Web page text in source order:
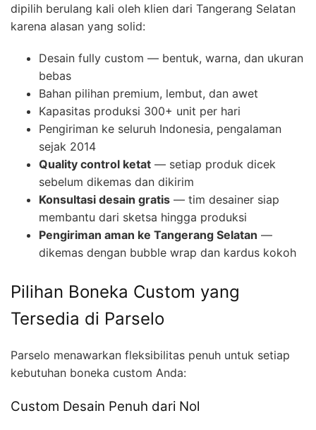
dipilih berulang kali oleh klien dari Tangerang Selatan
karena alasan yang solid:
Desain fully custom — bentuk, warna, dan ukuran
bebas
Bahan pilihan premium, lembut, dan awet
Kapasitas produksi 300+ unit per hari
Pengiriman ke seluruh Indonesia, pengalaman
sejak 2014
Quality control ketat — setiap produk dicek
sebelum dikemas dan dikirim
Konsultasi desain gratis — tim desainer siap
membantu dari sketsa hingga produksi
Pengiriman aman ke Tangerang Selatan —
dikemas dengan bubble wrap dan kardus kokoh
Pilihan Boneka Custom yang
Tersedia di Parselo
Parselo menawarkan fleksibilitas penuh untuk setiap
kebutuhan boneka custom Anda:
Custom Desain Penuh dari Nol